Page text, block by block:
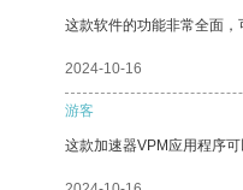
这款软件的功能非常全面，
2024-10-16
游客
这款加速器VPM应用程序